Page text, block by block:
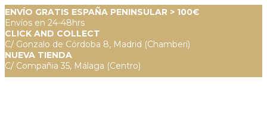
ENVÍO GRATIS ESPAÑA PENINSULAR > 100€
Envíos en 24-48hrs
CLICK AND COLLECT
C/ Gonzalo de Córdoba 8, Madrid (Chamberí)
NUEVA TIENDA
C/ Compañia 35, Málaga (Centro)